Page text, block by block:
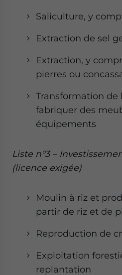
Saliculture, y
Extraction de sel
Extraction, y
pierres ou
Transformation de
fabriquer des
équipements
Liste n°3 –
(licence exigée)
Moulin à riz et
partir de riz et de
Reproduction de
Exploitation
replantation